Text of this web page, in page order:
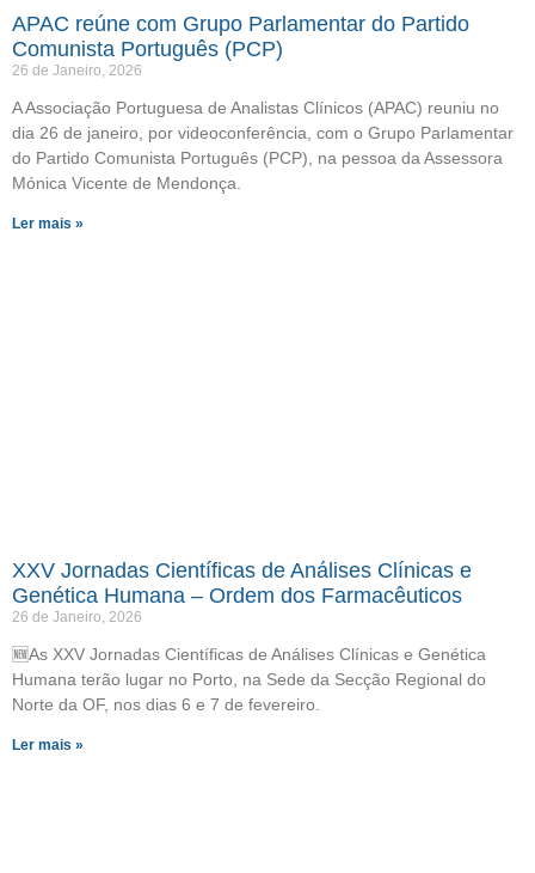
APAC reúne com Grupo Parlamentar do Partido
Comunista Português (PCP)
26 de Janeiro, 2026
A Associação Portuguesa de Analistas Clínicos (APAC) reuniu no
dia 26 de janeiro, por videoconferência, com o Grupo Parlamentar
do Partido Comunista Português (PCP), na pessoa da Assessora
Mónica Vicente de Mendonça.
Ler mais »
XXV Jornadas Científicas de Análises Clínicas e
Genética Humana – Ordem dos Farmacêuticos
26 de Janeiro, 2026
🆕As XXV Jornadas Científicas de Análises Clínicas e Genética
Humana terão lugar no Porto, na Sede da Secção Regional do
Norte da OF, nos dias 6 e 7 de fevereiro.
Ler mais »